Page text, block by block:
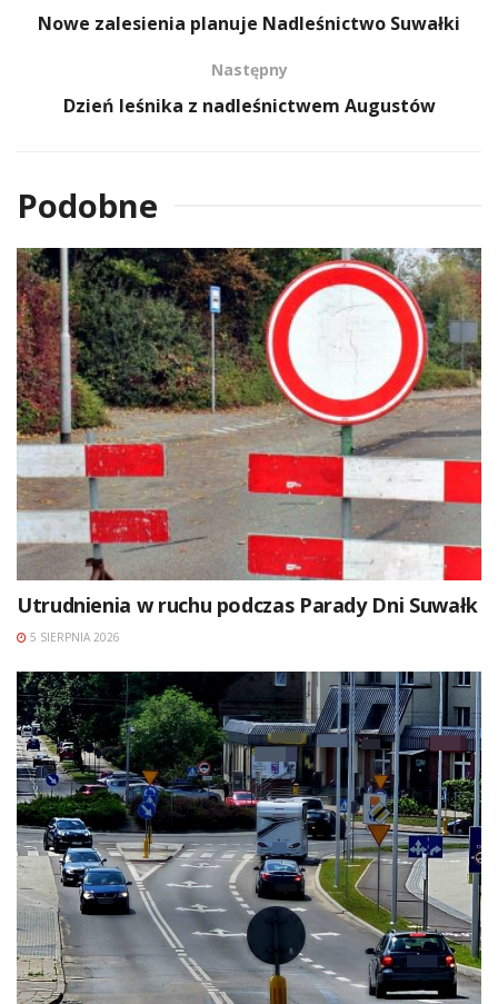
Nowe zalesienia planuje Nadleśnictwo Suwałki
Następny
Dzień leśnika z nadleśnictwem Augustów
Podobne
Utrudnienia w ruchu podczas Parady Dni Suwałk
5 SIERPNIA 2026